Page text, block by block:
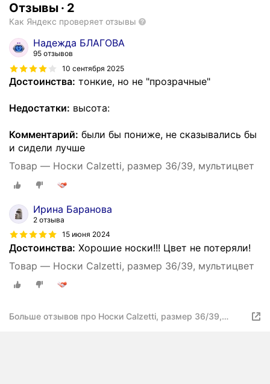
Отзывы · 2
Как Яндекс проверяет отзывы
Надежда БЛАГОВА
95 отзывов
10 сентября 2025
Достоинства: тонкие, но не "прозрачные"
Недостатки: высота:
Комментарий: были бы пониже, не сказывались бы
и сидели лучше
Товар — Носки Calzetti, размер 36/39, мультицвет
Ирина Баранова
2 отзыва
15 июня 2024
Достоинства: Хорошие носки!!! Цвет не потеряли!
Товар — Носки Calzetti, размер 36/39, мультицвет
Больше отзывов про Носки Calzetti, размер 36/39,